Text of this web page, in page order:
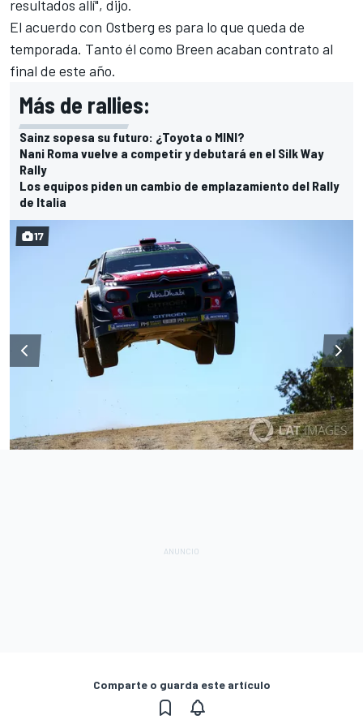
resultados allí", dijo.
El acuerdo con Ostberg es para lo que queda de
temporada. Tanto él como Breen acaban contrato al
final de este año.
Más de rallies:
Sainz sopesa su futuro: ¿Toyota o MINI?
Nani Roma vuelve a competir y debutará en el Silk Way
Rally
Los equipos piden un cambio de emplazamiento del Rally
de Italia
17
Comparte o guarda este artículo